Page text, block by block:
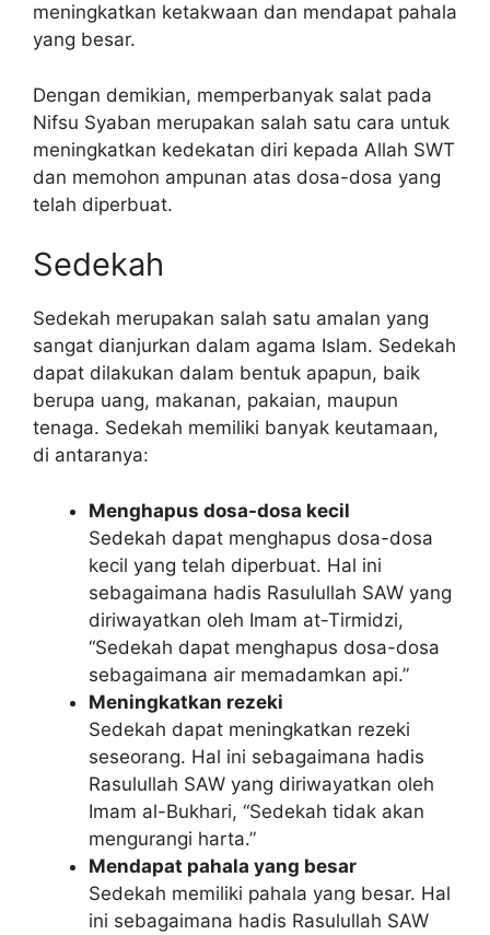
meningkatkan ketakwaan dan mendapat pahala
yang besar.
Dengan demikian, memperbanyak salat pada
Nifsu Syaban merupakan salah satu cara untuk
meningkatkan kedekatan diri kepada Allah SWT
dan memohon ampunan atas dosa-dosa yang
telah diperbuat.
Sedekah
Sedekah merupakan salah satu amalan yang
sangat dianjurkan dalam agama Islam. Sedekah
dapat dilakukan dalam bentuk apapun, baik
berupa uang, makanan, pakaian, maupun
tenaga. Sedekah memiliki banyak keutamaan,
di antaranya:
Menghapus dosa-dosa kecil
Sedekah dapat menghapus dosa-dosa
kecil yang telah diperbuat. Hal ini
sebagaimana hadis Rasulullah SAW yang
diriwayatkan oleh Imam at-Tirmidzi,
“Sedekah dapat menghapus dosa-dosa
sebagaimana air memadamkan api.”
Meningkatkan rezeki
Sedekah dapat meningkatkan rezeki
seseorang. Hal ini sebagaimana hadis
Rasulullah SAW yang diriwayatkan oleh
Imam al-Bukhari, “Sedekah tidak akan
mengurangi harta.”
Mendapat pahala yang besar
Sedekah memiliki pahala yang besar. Hal
ini sebagaimana hadis Rasulullah SAW